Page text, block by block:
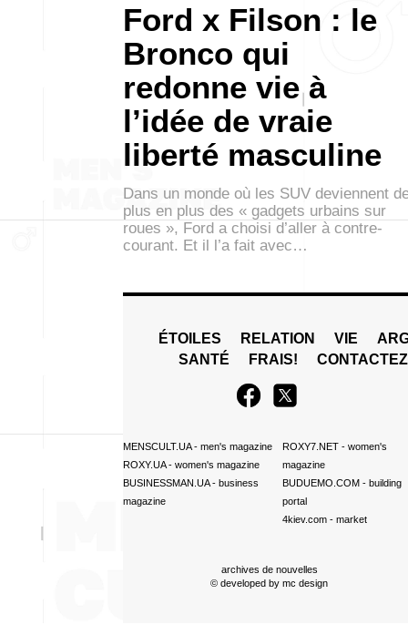
Ford x Filson : le
Bronco qui
redonne vie à
l’idée de vraie
liberté masculine
Dans un monde où les SUV deviennent
plus en plus des « gadgets urbains sur
roues », Ford a choisi d’aller à contre-
courant. Et il l’a fait avec…
ÉTOILES RELATION VIE
SANTÉ
FRAIS!
MENSCULT.UA- men's magazine
ROXY.UA- women's magazine
BUSINESSMAN.UA- business
magazine
ROXY7.NET- women's
magazine
BUDUEMO.COM- building
portal
4kiev.com- market
archives de nouvelles
© developed by mc design